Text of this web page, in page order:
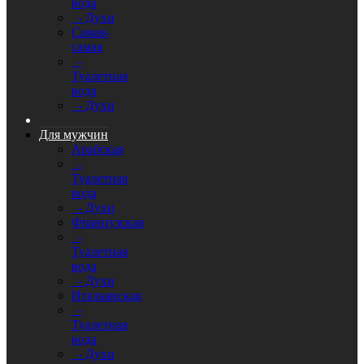
вода
- Духи
Самая-
самая
-
Туалетная
вода
- Духи
Для мужчин
Арабская
-
Туалетная
вода
- Духи
Французская
-
Туалетная
вода
- Духи
Итальянская
-
Туалетная
вода
- Духи